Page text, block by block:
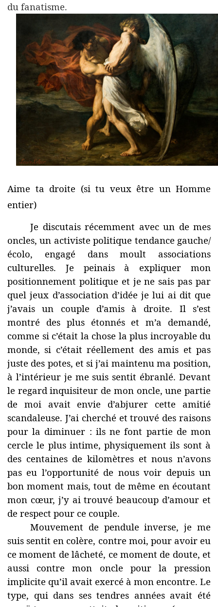
du fanatisme.
Aime ta droite (si tu veux être un Homme
entier)
Je discutais récemment avec un de mes
oncles, un activiste politique tendance gauche/
écolo, engagé dans moult associations
culturelles. Je peinais à expliquer mon
positionnement politique et je ne sais pas par
quel jeux d’association d’idée je lui ai dit que
j’avais un couple d’amis à droite. Il s’est
montré des plus étonnés et m’a demandé,
comme si c’était la chose la plus incroyable du
monde, si c’était réellement des amis et pas
juste des potes, et si j’ai maintenu ma position,
à l’intérieur je me suis sentit ébranlé. Devant
le regard inquisiteur de mon oncle, une partie
de moi avait envie d’abjurer cette amitié
scandaleuse. J’ai cherché et trouvé des raisons
pour la diminuer : ils ne font partie de mon
cercle le plus intime, physiquement ils sont à
des centaines de kilomètres et nous n’avons
pas eu l’opportunité de nous voir depuis un
bon moment mais, tout de même en écoutant
mon cœur, j’y ai trouvé beaucoup d’amour et
de respect pour ce couple.
Mouvement de pendule inverse, je me
suis sentit en colère, contre moi, pour avoir eu
ce moment de lâcheté, ce moment de doute, et
aussi contre mon oncle pour la pression
implicite qu’il avait exercé à mon encontre. Le
type, qui dans ses tendres années avait été